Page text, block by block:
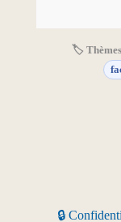
🏷
🔒